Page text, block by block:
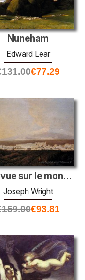
Nuneham
Edward Lear
131.00€77.29
Une vue sur le mont Etna et une ville voisine
Joseph Wright
159.00€93.81